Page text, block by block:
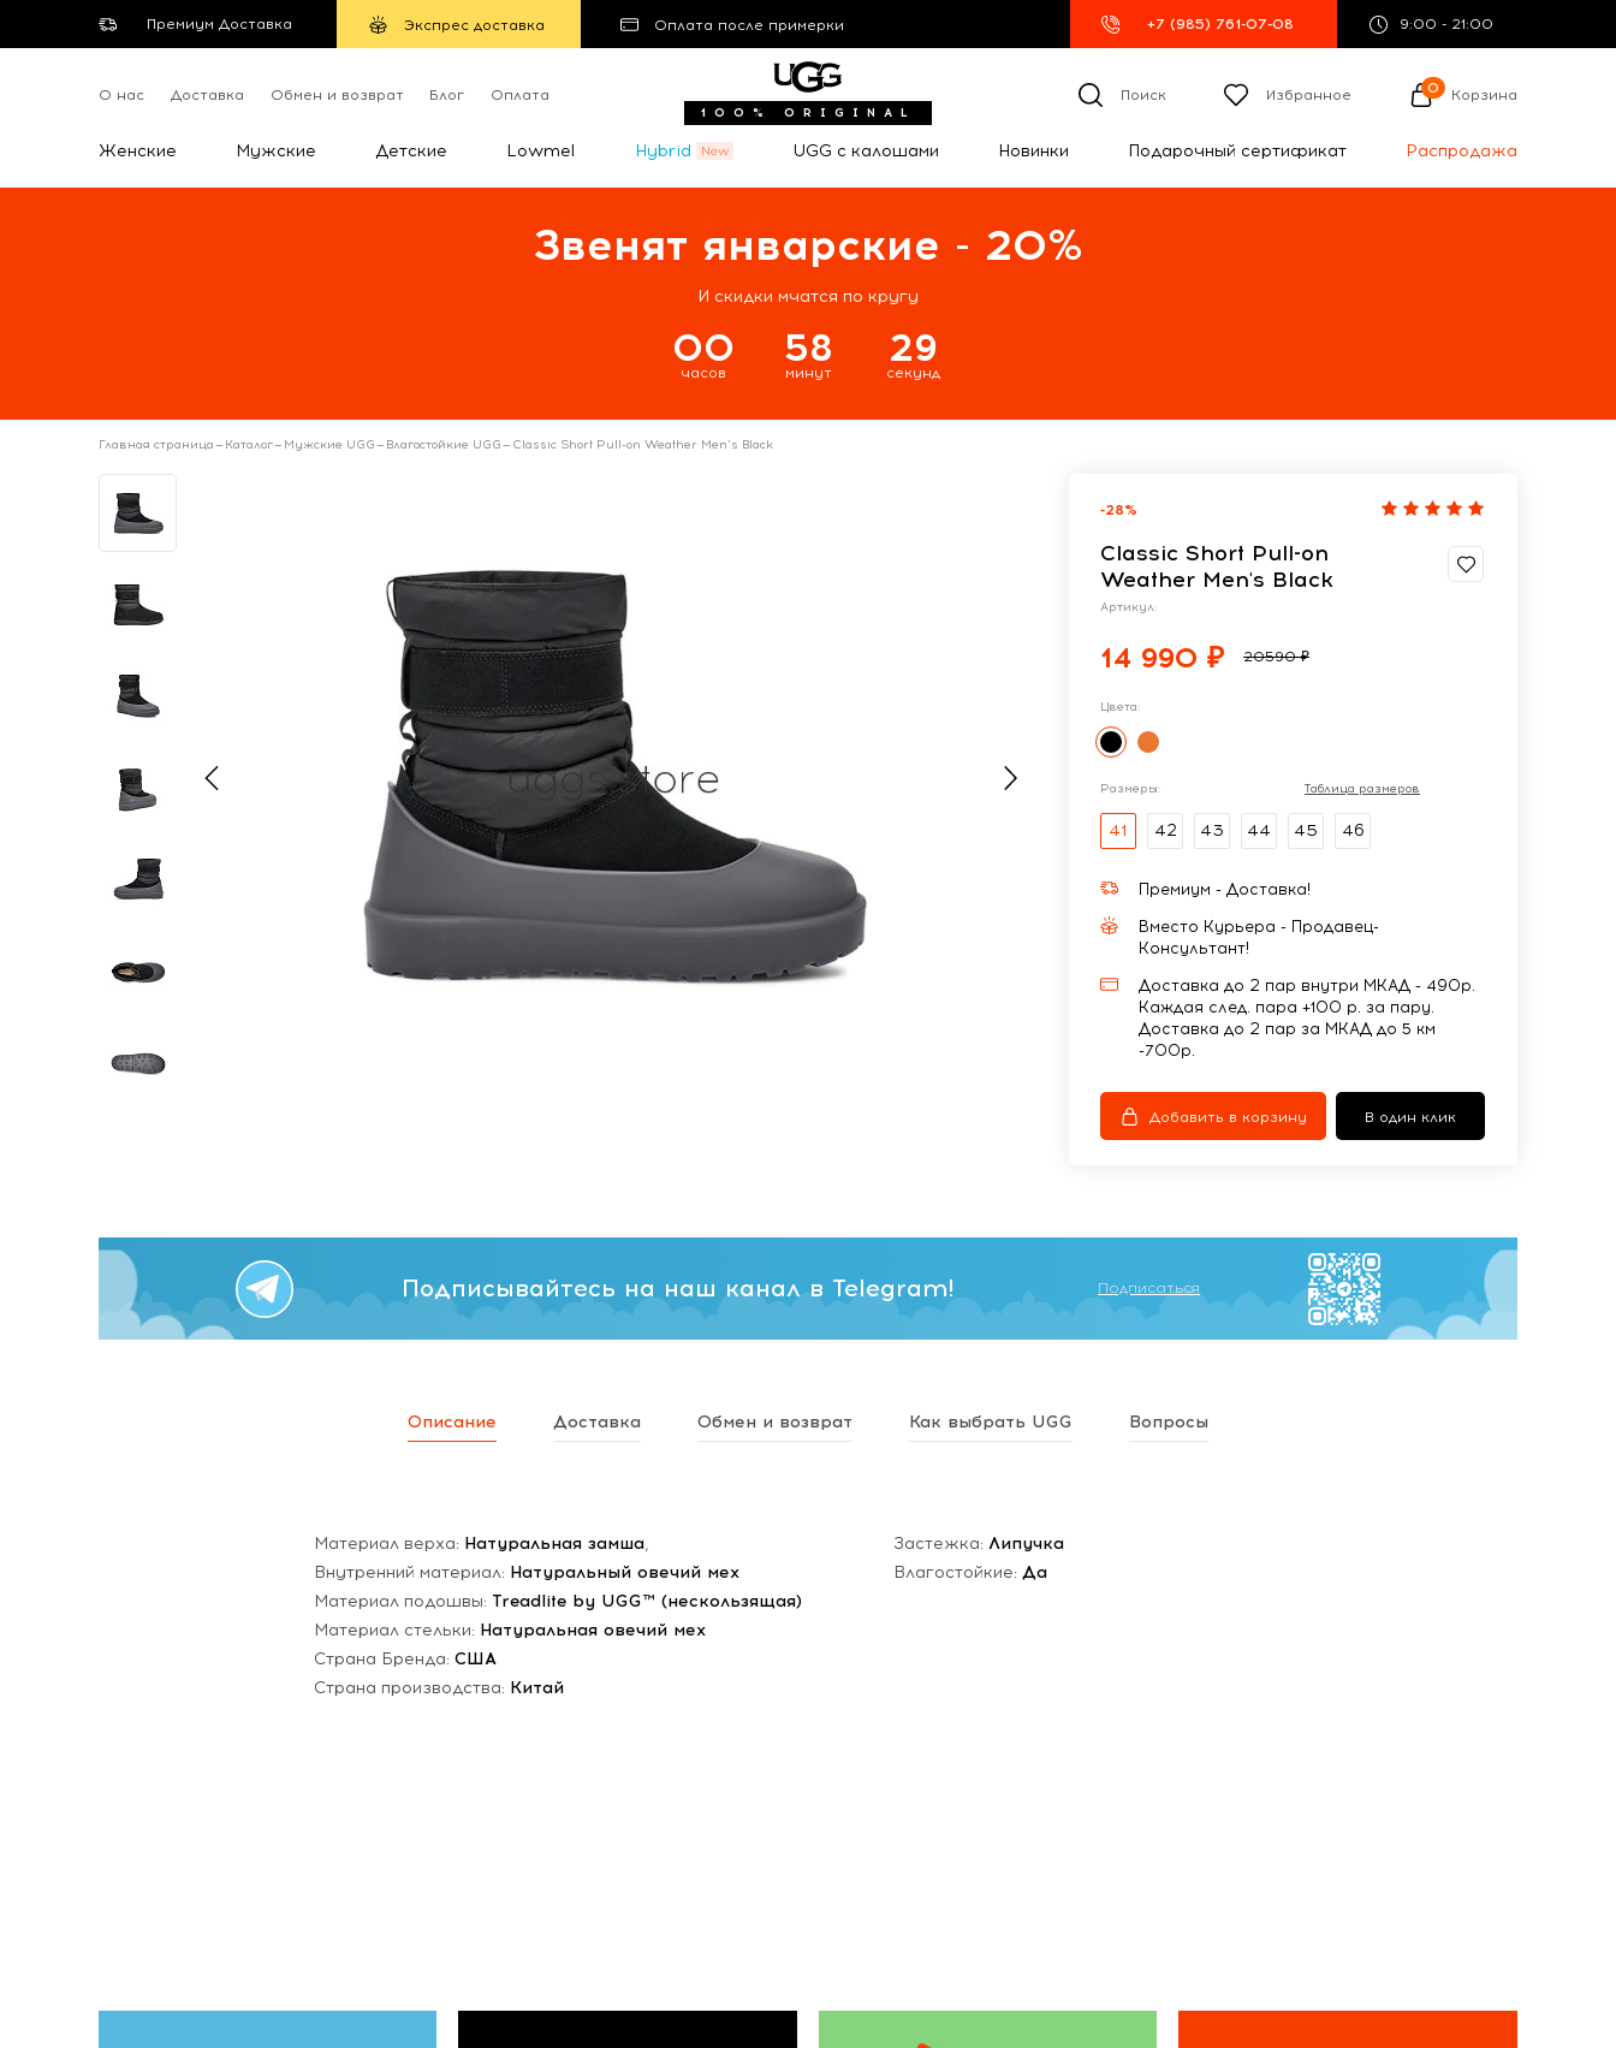
Премиум Доставка Экспрес доставка Оплата после примерки +7 (985) 761-07-08 9:00 - 21:00
О нас Доставка Обмен и возврат Блог Оплата
100% ORIGINAL
Поиск Избранное 0 Корзина
Женские Мужские Детские Lowmel Hybrid UGG с калошами Новинки Подарочный сертификат Распродажа
Звенят январские - 20%
И скидки мчатся по кругу
00
часов
58
минут
29
секунд
Главная страница— Каталог— Мужские UGG— Влагостойкие UGG— Classic Short Pull-on Weather Men's Black
-28%
Classic Short Pull-on
Weather Men's Black
Артикул:
14 990 ₽ 20590 ₽
Цвета:
Размеры: Таблица размеров
41 42 43 44 45 46
Премиум - Доставка!
Вместо Курьера - Продавец-
Консультант!
Доставка до 2 пар внутри МКАД - 490р.
Каждая след. пара +100 р. за пару.
Доставка до 2 пар за МКАД до 5 км
-700р.
Добавить в корзину В один клик
Подписывайтесь на наш канал в Telegram! Подписаться
Описание Доставка Обмен и возврат Как выбрать UGG Вопросы
Материал верха: Натуральная замша,
Внутренний материал: Натуральный овечий мех
Материал подошвы: Treadlite by UGG™ (нескользящая)
Материал стельки: Натуральная овечий мех
Страна Бренда: США
Страна производства: Китай
Застежка: Липучка
Влагостойкие: Да